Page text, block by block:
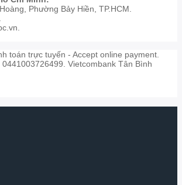
Phường Bảy Hiền, TP.HCM.
toán trực tuyến - Accept online payment.
Vietcombank Tân Bình